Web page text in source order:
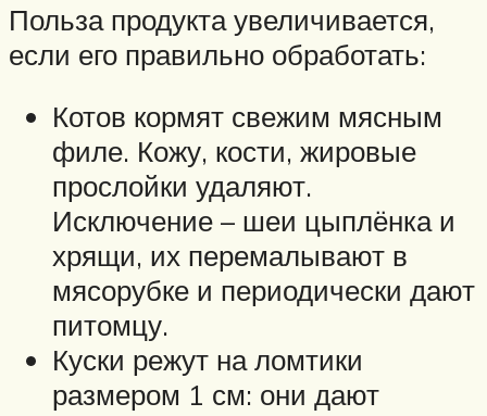
Польза продукта увеличивается,
если его правильно обработать:
Котов кормят свежим мясным
филе. Кожу, кости, жировые
прослойки удаляют.
Исключение – шеи цыплёнка и
хрящи, их перемалывают в
мясорубке и периодически дают
питомцу.
Куски режут на ломтики
размером 1 см: они дают